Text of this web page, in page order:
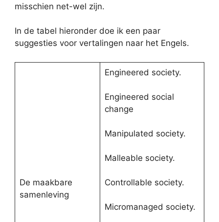
misschien net-wel zijn.
In de tabel hieronder doe ik een paar
suggesties voor vertalingen naar het Engels.
De maakbare
samenleving
Engineered society.
Engineered social
change
Manipulated society.
Malleable society.
Controllable society.
Micromanaged society.